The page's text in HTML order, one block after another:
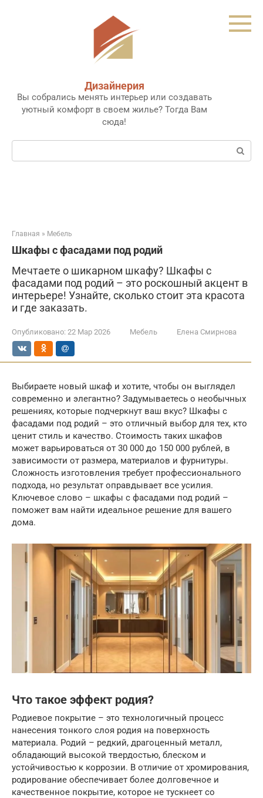
Дизайнерия
Вы собрались менять интерьер или создавать
уютный комфорт в своем жилье? Тогда Вам
сюда!
Поиск:
Главная » Мебель
Шкафы с фасадами под родий
Мечтаете о шикарном шкафу? Шкафы с
фасадами под родий – это роскошный акцент в
интерьере! Узнайте, сколько стоит эта красота
и где заказать.
Опубликовано: 22 Мар 2026 Мебель Елена Смирнова
Выбираете новый шкаф и хотите, чтобы он выглядел
современно и элегантно? Задумываетесь о необычных
решениях, которые подчеркнут ваш вкус? Шкафы с
фасадами под родий – это отличный выбор для тех, кто
ценит стиль и качество. Стоимость таких шкафов
может варьироваться от 30 000 до 150 000 рублей, в
зависимости от размера, материалов и фурнитуры.
Сложность изготовления требует профессионального
подхода, но результат оправдывает все усилия.
Ключевое слово – шкафы с фасадами под родий –
поможет вам найти идеальное решение для вашего
дома.
Что такое эффект родия?
Родиевое покрытие – это технологичный процесс
нанесения тонкого слоя родия на поверхность
материала. Родий – редкий, драгоценный металл,
обладающий высокой твердостью, блеском и
устойчивостью к коррозии. В отличие от хромирования,
родирование обеспечивает более долговечное и
качественное покрытие, которое не тускнеет со